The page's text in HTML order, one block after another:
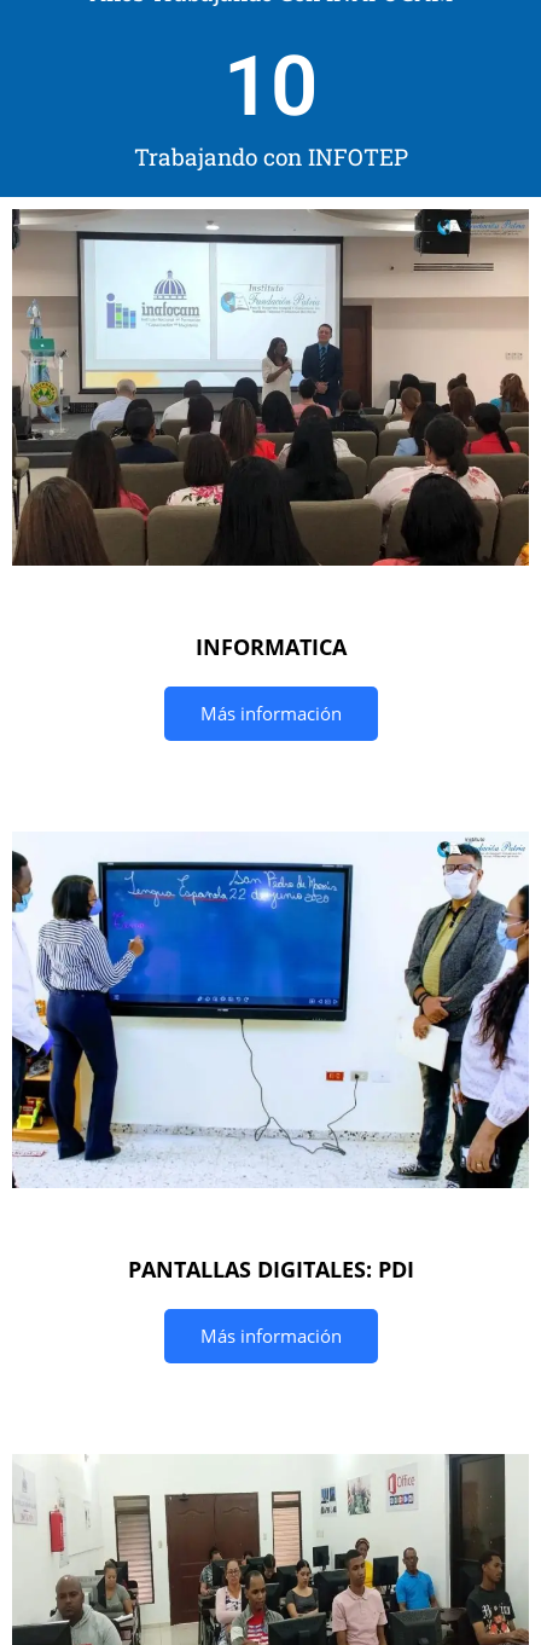
Trabajando con INFOTEP
10
INFORMATICA
Más información
PANTALLAS DIGITALES: PDI
Más información